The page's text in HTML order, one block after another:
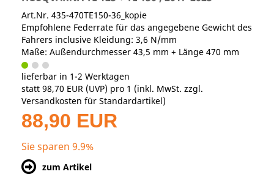
Art.Nr. 435-470TE150-36_kopie
Empfohlene Federrate für das angegebene Gewicht des
Fahrers inclusive Kleidung: 3,6 N/mm
Maße: Außendurchmesser 43,5 mm + Länge 470 mm
lieferbar in 1-2 Werktagen
statt 98,70 EUR (UVP) pro 1 (inkl. MwSt. zzgl.
Versandkosten für Standardartikel)
88,90 EUR
Sie sparen 9.9%
zum Artikel